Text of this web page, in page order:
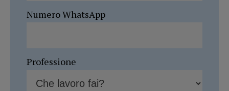
Numero WhatsApp
Professione